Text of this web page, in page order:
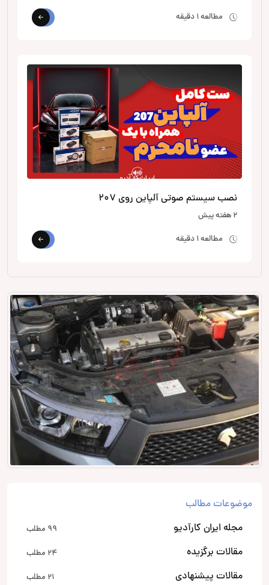
مطالعه 1 دقیقه
نصب سیستم صوتی آلپاین روی 207
2 هفته پیش
مطالعه 1 دقیقه
موضوعات مطالب
مجله ایران کارآدیو
99 مطلب
مقالات برگزیده 24 مطلب
مقالات پیشنهادی 21 مطلب